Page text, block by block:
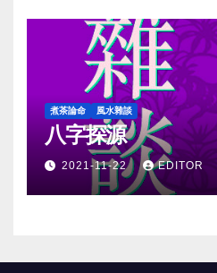
煮茶論命 風水雜談
八字探源
2021-11-22 EDITOR